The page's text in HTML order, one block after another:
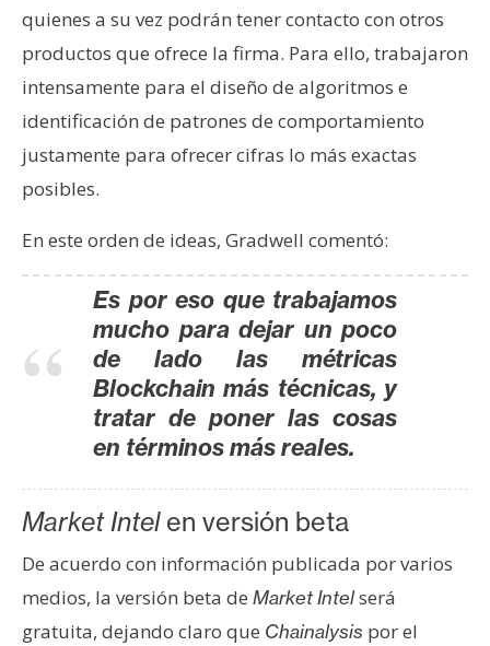
u
r
s
o
o
n
P
u
b
i
c
i
quienes a su vez podrán tener contacto con otros
productos que ofrece la firma. Para ello, trabajaron
intensamente para el diseño de algoritmos e
identificación de patrones de comportamiento
justamente para ofrecer cifras lo más exactas
posibles.
En este orden de ideas, Gradwell comentó:
Es por eso que trabajamos
mucho para dejar un poco
de lado las métricas
Blockchain más técnicas, y
tratar de poner las cosas
en términos más reales.
Market Intelen versión beta
De acuerdo con información publicada por varios
medios, la versión beta de Market Intelserá
gratuita, dejando claro que Chainalysis por el